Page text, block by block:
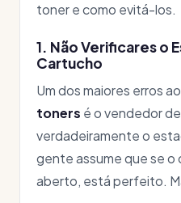
toner e como evitá-los.
1. Não Verificares o
Cartucho
Um dos maiores erros
toners é o vendedor
verdadeiramente o
gente assume que se o
aberto, está perfeito.